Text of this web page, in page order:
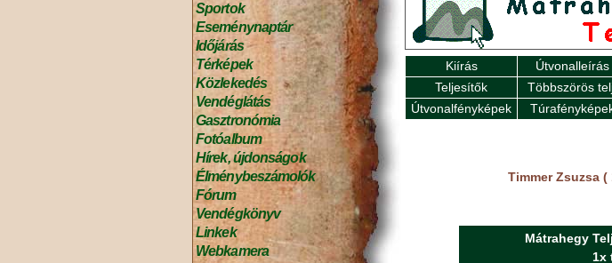
Sportok
Eseménynaptár
Időjárás
Térképek
Közlekedés
Vendéglátás
Gasztronómia
Fotóalbum
Hírek, újdonságok
Élménybeszámolók
Fórum
Vendégkönyv
Linkek
Webkamera
Kiírás Útvonalleírás
Teljesítők
Többszörös
Útvonalfényképek
Timmer Zsuzsa (
Mátrahegy
1x